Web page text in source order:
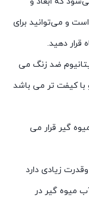
و می‌توانید برای
دهید.
ضد زنگ می
با کیفت تر می باشد
گیر قرار می
زیادی دارد
آب میوه گیر در